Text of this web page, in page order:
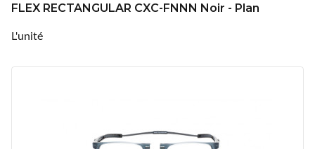
FLEX RECTANGULAR CXC-FNNN Noir - Plan
L'unité